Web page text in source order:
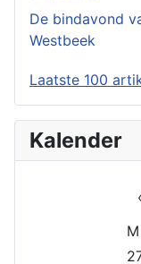
De bindavond
Westbeek
Laatste 100
Kalender
M